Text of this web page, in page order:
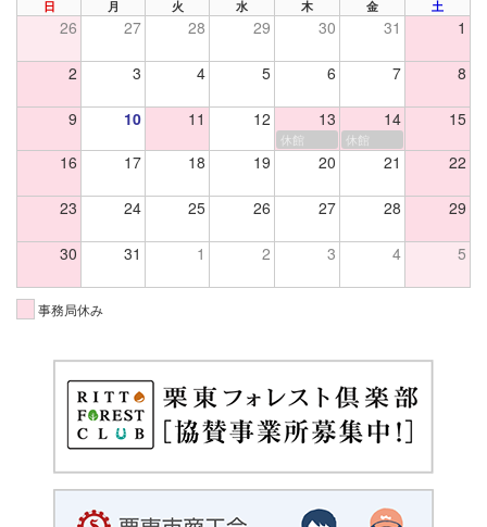
日 月 火 水 木 金 土
26 27 28 29 30 31 1
2 3 4 5 6 7 8
9 10 11 12 13 14 15
休館 休館
16 17 18 19 20 21 22
23 24 25 26 27 28 29
30 31 1 2 3 4 5
事務局休み